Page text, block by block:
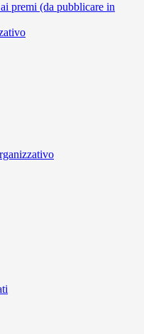
premi (da pubblicare in